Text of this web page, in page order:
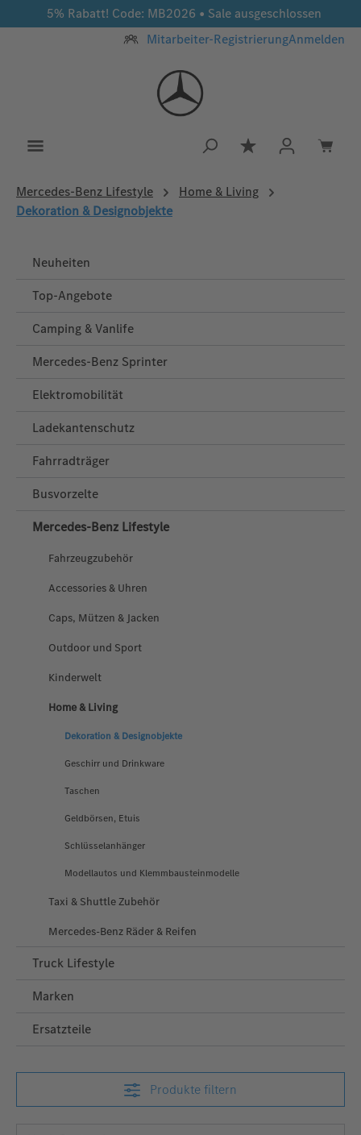
Zum Hauptinhalt springen
5% Rabatt! Code: MB2026 • Sale ausgeschlossen
Mitarbeiter-RegistrierungAnmelden
Du hast 0
Mercedes‑Benz Lifestyle
Home & Living
Dekoration & Designobjekte
Neuheiten
Top-Angebote
Camping & Vanlife
Mercedes-Benz Sprinter
Elektromobilität
Ladekantenschutz
Fahrradträger
Busvorzelte
Mercedes‑Benz Lifestyle
Fahrzeugzubehör
Accessories & Uhren
Caps, Mützen & Jacken
Outdoor und Sport
Kinderwelt
Home & Living
Dekoration & Designobjekte
Geschirr und Drinkware
Taschen
Geldbörsen, Etuis
Schlüsselanhänger
Modellautos und Klemmbausteinmodelle
Taxi & Shuttle Zubehör
Mercedes-Benz Räder & Reifen
Truck Lifestyle
Marken
Ersatzteile
Produkte filtern